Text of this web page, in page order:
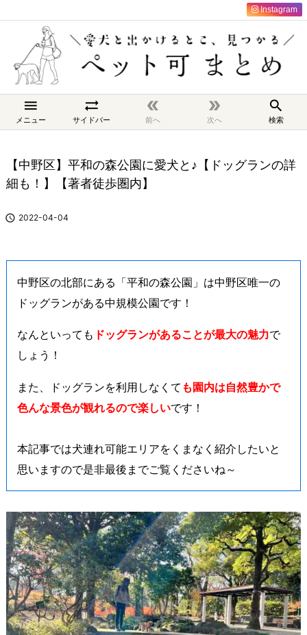

メニュー

サイドバー

前へ

次へ

検索
Instagram
【中野区】平和の森公園に愛犬と♪【ドッグランの詳
細も！】【著者徒歩圏内】
 2022-04-04
中野区の北部にある「平和の森公園」は中野区唯一の
ドッグランがある中規模公園です！
なんといっても ドッグランがあることが最大の魅力で
しょう！
また、ドッグランを利用しなくて も園内は自然豊かで
色んな景色が観れるので楽しいです！
本記事では犬連れ可能エリアをくまなく紹介したいと
思いますので是非最後までご覧くださいね～